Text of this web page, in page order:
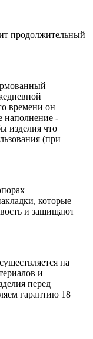
продолжительный
времени он
наполнение -
изделия что
(при
которые
и защищают
на
и
перед
гарантию 18